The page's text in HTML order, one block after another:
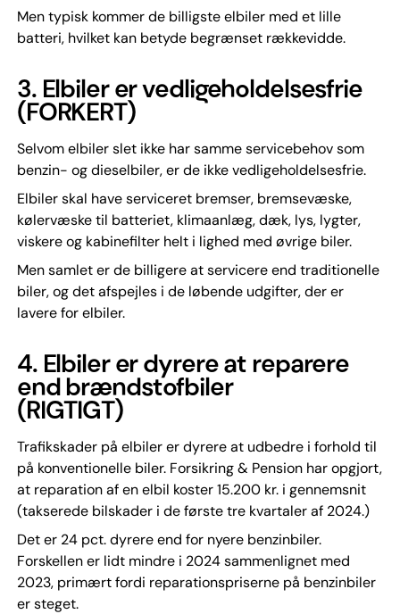
Men typisk kommer de billigste elbiler med et lille
batteri, hvilket kan betyde begrænset rækkevidde.
3.Elbiler er vedligeholdelsesfrie
(FORKERT)
Selvom elbiler slet ikke har samme servicebehov som
benzin- og dieselbiler, er de ikke vedligeholdelsesfrie.
Elbiler skal have serviceret bremser, bremsevæske,
kølervæske til batteriet, klimaanlæg, dæk, lys, lygter,
viskere og kabinefilter helt i lighed med øvrige biler.
Men samlet er de billigere at servicere end traditionelle
biler, og det afspejles i de løbende udgifter, der er
lavere for elbiler.
4. Elbiler er dyrere at reparere
end brændstofbiler
(RIGTIGT)
Trafikskader på elbiler er dyrere at udbedre i forhold til
på konventionelle biler. Forsikring & Pension har opgjort,
at reparation af en elbil koster 15.200 kr. i gennemsnit
(takserede bilskader i de første tre kvartaler af 2024.)
Det er 24 pct. dyrere end for nyere benzinbiler.
Forskellen er lidt mindre i 2024 sammenlignet med
2023, primært fordi reparationspriserne på benzinbiler
er steget.